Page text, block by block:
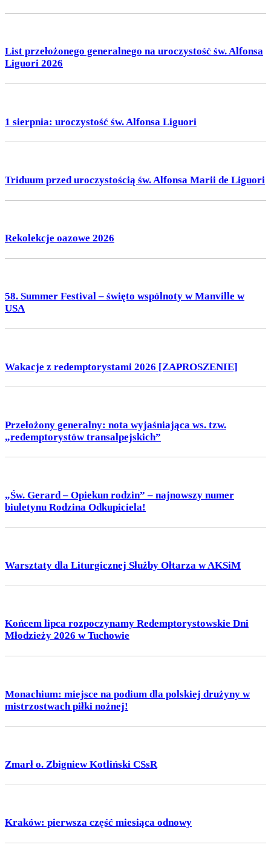
List przełożonego generalnego na uroczystość św. Alfonsa
Liguori 2026
1 sierpnia: uroczystość św. Alfonsa Liguori
Triduum przed uroczystością św. Alfonsa Marii de Liguori
Rekolekcje oazowe 2026
58. Summer Festival – święto wspólnoty w Manville w
USA
Wakacje z redemptorystami 2026 [ZAPROSZENIE]
Przełożony generalny: nota wyjaśniająca ws. tzw.
„redemptorystów transalpejskich”
„Św. Gerard – Opiekun rodzin” – najnowszy numer
biuletynu Rodzina Odkupiciela!
Warsztaty dla Liturgicznej Służby Ołtarza w AKSiM
Końcem lipca rozpoczynamy Redemptorystowskie Dni
Młodzieży 2026 w Tuchowie
Monachium: miejsce na podium dla polskiej drużyny w
mistrzostwach piłki nożnej!
Zmarł o. Zbigniew Kotliński CSsR
Kraków: pierwsza część miesiąca odnowy